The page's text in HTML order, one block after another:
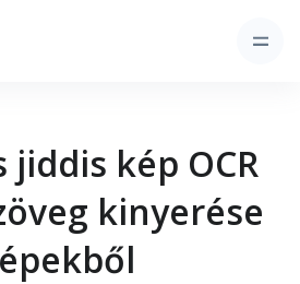
jiddis kép OCR
kinyerése